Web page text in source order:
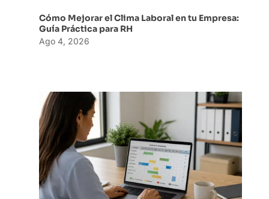
Cómo Mejorar el Clima Laboral en tu Empresa:
Guía Práctica para RH
Ago 4, 2026